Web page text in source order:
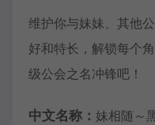
维护你与妹妹、其他
好和特长，解锁每个
级公会之名冲锋吧！
中文名称： 妹相随～